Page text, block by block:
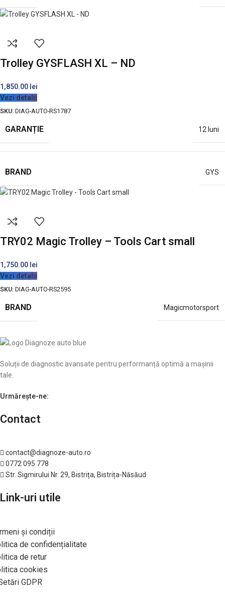
Trolley GYSFLASH XL – ND
1,850.00 lei
Vezi detalii
SKU: DIAG-AUTO-RS1787
GARANȚIE 12 luni
BRAND GYS
TRY02 Magic Trolley – Tools Cart small
1,750.00 lei
Vezi detalii
SKU: DIAG-AUTO-RS2595
BRAND Magicmotorsport
Soluții de diagnostic avansate pentru performanță optimă a mașinii
tale.
Urmărește-ne:
Contact
contact@diagnoze-auto.ro
0772 095 778
Str. Sigmirului Nr. 29, Bistrița, Bistrița-Năsăud
Link-uri utile
și condiții
de confidențialitate
de retur
cookies
GDPR